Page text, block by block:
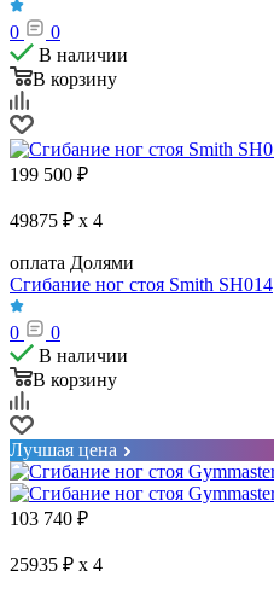
0
0
В наличии
В корзину
199 500 ₽
49875 ₽ x 4
оплата Долями
Сгибание ног стоя Smith SH014
0
0
В наличии
В корзину
Лучшая цена
103 740 ₽
25935 ₽ x 4